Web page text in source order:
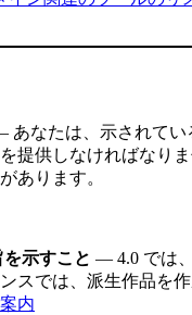
あなたは、示されてい
提供しなければなり
あります。
示すこと — 4.0 では
スでは、派生作品を
内